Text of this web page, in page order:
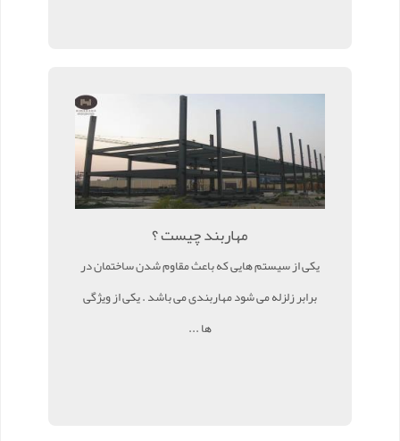
مهاربند چیست ؟
یکی از سیستم هایی که باعث مقاوم شدن ساختمان در
برابر زلزله می شود مهاربندی می باشد . یکی از ویژگی
ها ...